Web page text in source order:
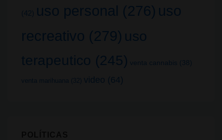
(42) uso personal (276) uso
recreativo (279) uso
terapeutico (245) venta cannabis (38)
venta marihuana (32) video (64)